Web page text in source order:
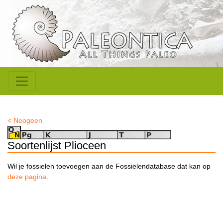
< Neogeen
Soortenlijst Plioceen
Wil je fossielen toevoegen aan de Fossielendatabase dat kan op
deze pagina.